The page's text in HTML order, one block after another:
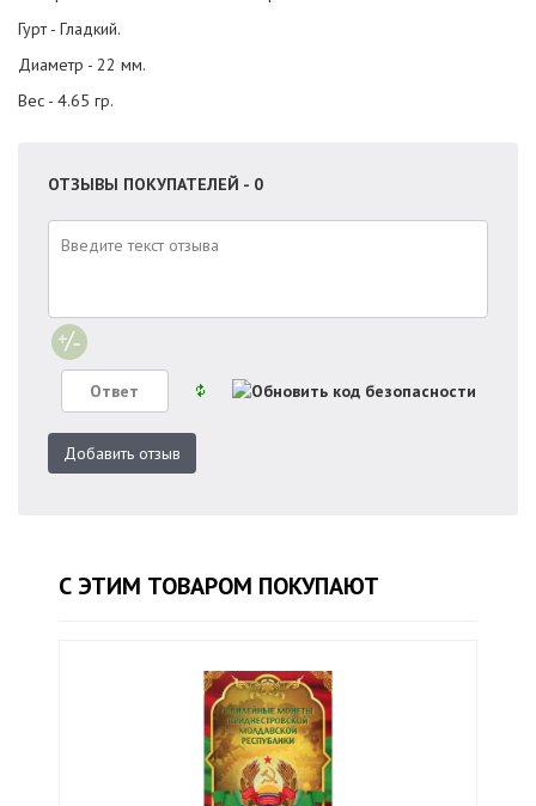
Гурт - Гладкий.
Диаметр - 22 мм.
Вес - 4.65 гр.
ОТЗЫВЫ ПОКУПАТЕЛЕЙ - 0
Добавить отзыв
С ЭТИМ ТОВАРОМ ПОКУПАЮТ